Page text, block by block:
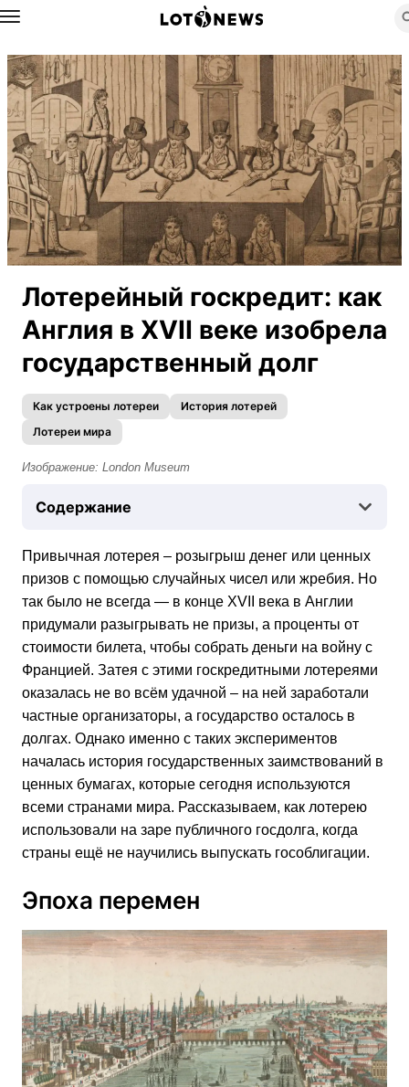
Назад
Лотерейный госкредит: как
Англия в XVII веке изобрела
государственный долг
Как устроены лотереи
История лотерей
Лотереи мира
Изображение: London Museum
Содержание
Привычная лотерея – розыгрыш денег или ценных
призов с помощью случайных чисел или жребия. Но
так было не всегда — в конце XVII века в Англии
придумали разыгрывать не призы, а проценты от
стоимости билета, чтобы собрать деньги на войну с
Францией. Затея с этими госкредитными лотереями
оказалась не во всём удачной – на ней заработали
частные организаторы, а государство осталось в
долгах. Однако именно с таких экспериментов
началась история государственных заимствований в
ценных бумагах, которые сегодня используются
всеми странами мира. Рассказываем, как лотерею
использовали на заре публичного госдолга, когда
страны ещё не научились выпускать гособлигации.
Эпоха перемен